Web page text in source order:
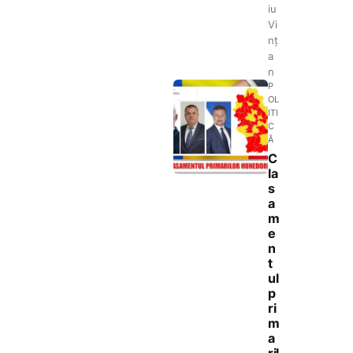
iu
Vi
nț
a
n
P
OL
ITI
C
Ă
C
la
s
a
m
e
n
t
ul
p
ri
m
a